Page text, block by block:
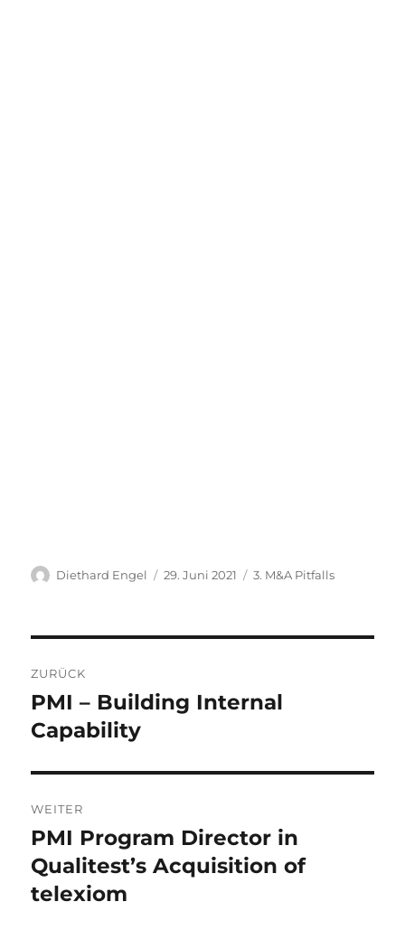
Autor
Diethard Engel
Veröffentlicht
29. Juni 2021 Kategorien
3. M&A Pitfalls
ZURÜCK
Vorheriger
Beitrag:
PMI – Building Internal
Capability
WEITER
Nächster
Beitrag:
PMI Program Director in
Qualitest’s Acquisition of
telexiom